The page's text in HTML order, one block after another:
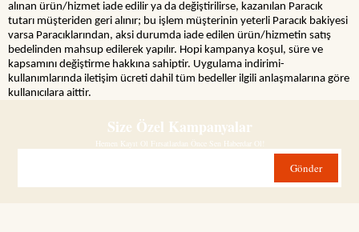
alınan ürün/hizmet iade edilir ya da değiştirilirse, kazanılan Paracık
tutarı müşteriden geri alınır; bu işlem müşterinin yeterli Paracık bakiyesi
varsa Paracıklarından, aksi durumda iade edilen ürün/hizmetin satış
bedelinden mahsup edilerek yapılır. Hopi kampanya koşul, süre ve
kapsamını değiştirme hakkına sahiptir. Uygulama indirimi-
kullanımlarında iletişim ücreti dahil tüm bedeller ilgili anlaşmalarına göre
kullanıcılara aittir.
Size Özel Kampanyalar
Hemen Kayıt Ol Fırsatlardan Önce Sen Haberdar Ol!
Gönder